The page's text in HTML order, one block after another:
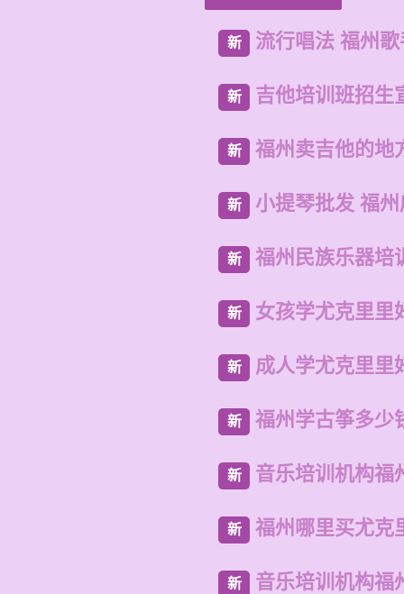
新 流行唱法 福州
新 吉他培训班招生
新 福州卖吉他的地
新 小提琴批发 福
新 福州民族乐器培
新 女孩学尤克里里
新 成人学尤克里里
新 福州学古筝多少
新 音乐培训机构福
新 福州哪里买尤克
新 音乐培训机构福